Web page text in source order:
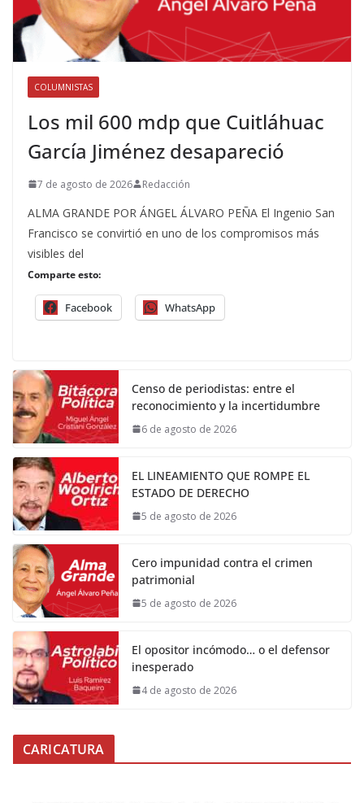
COLUMNISTAS
Los mil 600 mdp que Cuitláhuac
García Jiménez desapareció
7 de agosto de 2026 Redacción
ALMA GRANDE POR ÁNGEL ÁLVARO PEÑA El Ingenio San
Francisco se convirtió en uno de los compromisos más
visibles del
Comparte esto:
Facebook WhatsApp
Censo de periodistas: entre el
reconocimiento y la incertidumbre
6 de agosto de 2026
EL LINEAMIENTO QUE ROMPE EL
ESTADO DE DERECHO
5 de agosto de 2026
Cero impunidad contra el crimen
patrimonial
5 de agosto de 2026
El opositor incómodo… o el defensor
inesperado
4 de agosto de 2026
CARICATURA